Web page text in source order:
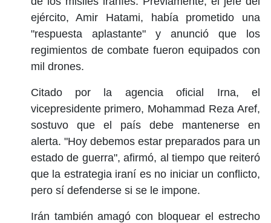
ejército, Amir Hatami, había prometido una
"respuesta aplastante" y anunció que los
regimientos de combate fueron equipados con
mil drones.
Citado por la agencia oficial Irna, el
vicepresidente primero, Mohammad Reza Aref,
sostuvo que el país debe mantenerse en
alerta. "Hoy debemos estar preparados para un
estado de guerra", afirmó, al tiempo que reiteró
que la estrategia iraní es no iniciar un conflicto,
pero sí defenderse si se le impone.
Irán también amagó con bloquear el estrecho